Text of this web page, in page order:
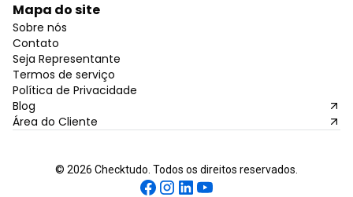
Mapa do site
Sobre nós
Contato
Seja Representante
Termos de serviço
Política de Privacidade
Blog
Área do Cliente
© 2026 Checktudo. Todos os direitos reservados.